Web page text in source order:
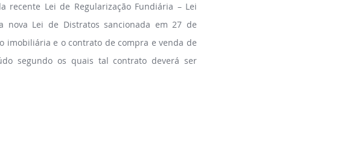
Lei de Regularização Fundiária – Lei
nova Lei de Distratos sancionada em 27 de
imobiliária e o contrato de compra e venda de
segundo os quais tal contrato deverá ser